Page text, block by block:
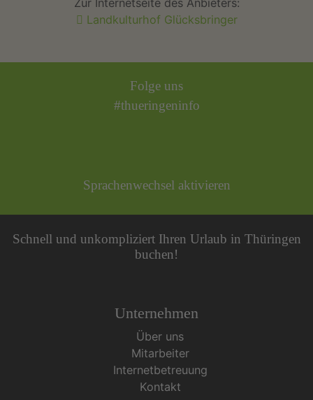
Zur Internetseite des Anbieters:
Landkulturhof Glücksbringer
Folge uns
#thueringeninfo
Sprachenwechsel aktivieren
Schnell und unkompliziert Ihren Urlaub in Thüringen
buchen!
Unternehmen
Über uns
Mitarbeiter
Internetbetreuung
Kontakt